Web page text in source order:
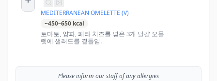
MEDITERRANEAN OMELETTE (V)
~450–650 kcal
토마토, 양파, 페타 치즈를 넣은 3개 달걀 오믈
렛에 샐러드를 곁들임.
Please inform our staff of any allergies